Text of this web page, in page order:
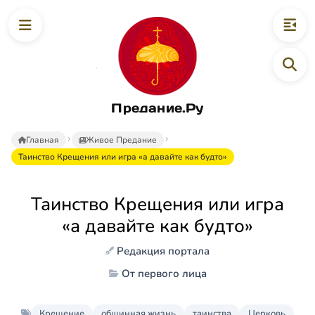
Предание.Ру
Главная
Живое Предание
Таинство Крещения или игра «а давайте как будто»
Таинство Крещения или игра
«а давайте как будто»
Редакция портала
От первого лица